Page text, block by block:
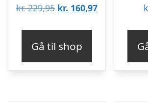
kr.229,95 Den
var:
kr. 229,95.
kr. 160,97Den
kr. 160,97.
Gå til shop